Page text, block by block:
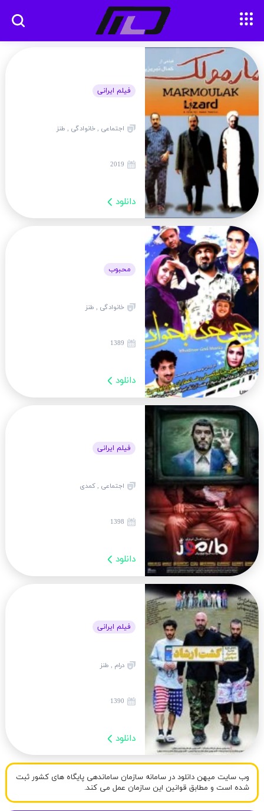
فیلم ایرانی
اجتماعی , خانوادگی , طنز
2019
دانلود
محبوب
خانوادگی , طنز
1389
دانلود
فیلم ایرانی
اجتماعی , کمدی
1398
دانلود
فیلم ایرانی
درام , طنز
1390
دانلود
وب سایت میهن دانلود در سامانه سازمان ساماندهی پایگاه های کشور ثبت
شده است و مطابق قوانین این سازمان عمل می کند.